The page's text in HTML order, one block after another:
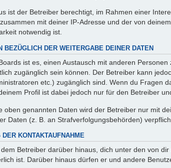
ist der Betreiber berechtigt, im Rahmen einer
mit deiner IP-Adresse und der von
notwendig ist.
BEZÜGLICH DER WEITERGABE DEINER DATEN
ist es, einen Austausch mit anderen
zugänglich sein können. Der Betreiber kann
etc.) zugänglich sind. Wenn du Fragen
Profil ist dabei jedoch nur für den Betreiber
oben genannten Daten wird der Betreiber nur mit
Daten (z. B. an Strafverfolgungsbehörden)
DER KONTAKTAUFNAHME
Betreiber darüber hinaus, dich unter den von
ist. Darüber hinaus dürfen er und andere